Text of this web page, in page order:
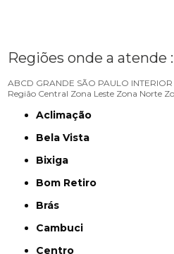
Regiões onde a atende :
ABCD GRANDE SÃO PAULO INTERIOR
Região Central Zona Leste Zona Norte
Aclimação
Bela Vista
Bixiga
Bom Retiro
Brás
Cambuci
Centro